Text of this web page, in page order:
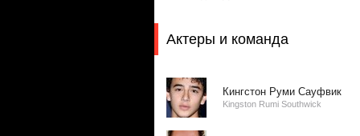
Актеры и команда
Кингстон Руми Сауфвик
Kingston Rumi Southwick